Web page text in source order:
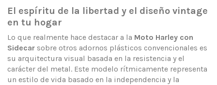
El espíritu de la libertad y el diseño vintage
en tu hogar
Lo que realmente hace destacar a la Moto Harley con
Sidecar sobre otros adornos plásticos convencionales es
su arquitectura visual basada en la resistencia y el
carácter del metal. Este modelo rítmicamente representa
un estilo de vida basado en la independencia y la